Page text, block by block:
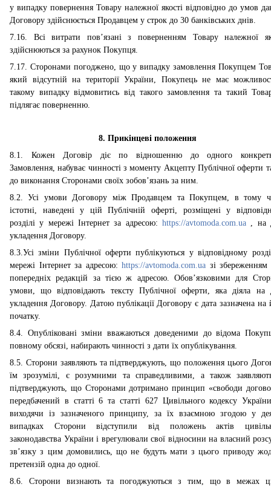
у випадку повернення Товару належної якості відповідно до умов
Договору здійснюється Продавцем у строк до 30 банківських днів.
7.16. Всі витрати пов’язані з поверненням Товару належної
здійснюються за рахунок Покупця.
7.17. Сторонами погоджено, що у випадку замовлення Покупцем
який відсутній на території України, Покупець не має
такому випадку відмовитись від такого замовлення та такий
підлягає поверненню.
8. Прикінцеві положення
8.1. Кожен Договір діє по відношенню до одного
Замовлення, набуває чинності з моменту Акцепту Публічної оферти
до виконання Сторонами своїх зобов’язань за ним.
8.2. Усі умови Договору між Продавцем та Покупцем, в тому
істотні, наведені у цій Публічній оферті, розміщені у
розділі у мережі Інтернет за адресою: https://avtomoda.com.ua , на
укладення Договору.
8.3.Усі зміни Публічної оферти публікуються у відповідному
мережі Інтернет за адресою:https://avtomoda.com.ua зі збереженням
попередніх редакцій за тією ж адресою. Обов’язковими для
умови, що відповідають тексту Публічної оферти, яка діяла на
укладення Договору. Датою публікації Договору є дата зазначена на
початку.
8.4. Опубліковані зміни вважаються доведеними до відома
повному обсязі, набирають чинності з дати їх опублікування.
8.5. Сторони заявляють та підтверджують, що положення цього
їм зрозумілі, є розумними та справедливими, а також
підтверджують, що Сторонами дотримано принцип «свободи
передбачений в статті 6 та статті 627 Цивільного кодексу
виходячи із зазначеного принципу, за їх взаємною згодою у
випадках Сторони відступили від положень актів
законодавства України і врегулювали свої відносини на власний
зв’язку з цим домовились, що не будуть мати з цього приводу
претензій одна до одної.
8.6. Сторони визнають та погоджуються з тим, що в межах